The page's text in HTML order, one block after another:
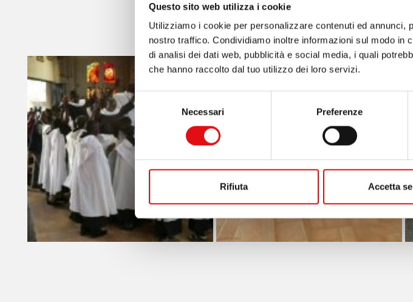
Questo sito web utilizza i cookie
Utilizziamo i cookie per personalizzare contenuti ed
nostro traffico. Condividiamo inoltre informazioni sul modo
di analisi dei dati web, pubblicità e social media, i quali
che hanno raccolto dal tuo utilizzo dei loro servizi.
del
consenso
Necessari Preferenze
Rifiuta Accetta